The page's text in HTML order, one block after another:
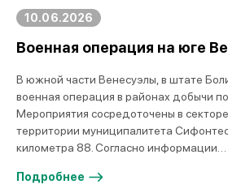
10.06.2026
Военная операция на юге
В южной части Венесуэлы, в штате
военная операция в районах добычи
Мероприятия сосредоточены в
территории муниципалитета
километра 88. Согласно информации…
Подробнее